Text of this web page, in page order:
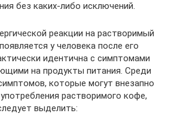
без каких-либо исключений.
реакции на растворимый
у человека после его
идентична с симптомами
на продукты питания. Среди
которые могут внезапно
растворимого кофе,
выделить: